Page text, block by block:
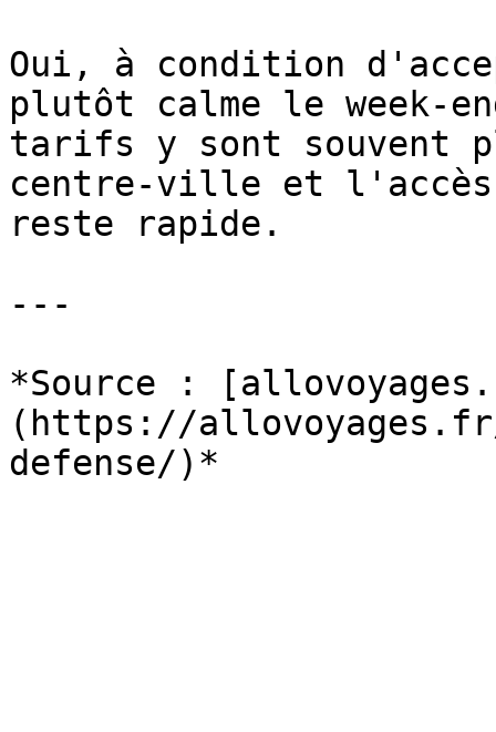
Oui, à condition
plutôt calme le week-
tarifs y sont souvent
centre-ville et
reste rapide.
---
*Source :
(https://